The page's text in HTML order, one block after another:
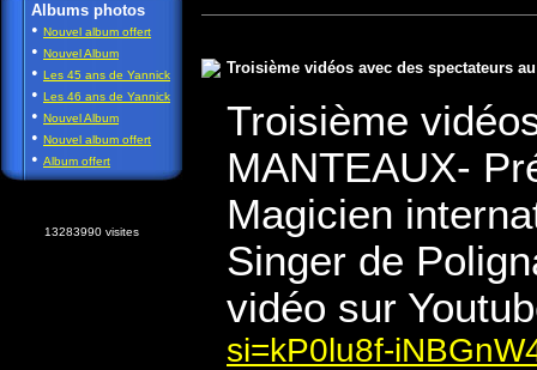
Albums photos
• Nouvel album offert
• Nouvel Album
• Les 45 ans de Yannick
• Les 46 ans de Yannick
• Nouvel Album
• Nouvel album offert
• Album offert
13283990 visites
Troisième vidéos avec des spectateurs
Troisième
MANTEAUX-
Magicien
Singer de
vidéo sur
si=kP0lu8f-